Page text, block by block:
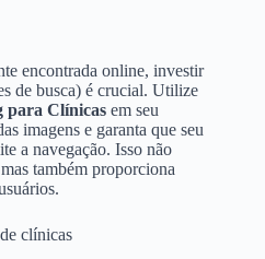
encontrada online, investir
de busca) é crucial. Utilize
para Clínicas em seu
imagens e garanta que seu
a navegação. Isso não
também proporciona
clínicas